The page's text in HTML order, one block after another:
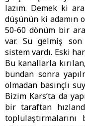
lazım. Demek ki
düşünün ki adamın
50-60 dönüm bir
var. Su gelmiş
sistem vardı. Eski
Bu kanallarla
bundan sonra
olmadan basınçlı
Bizim Kars’ta da
bir taraftan